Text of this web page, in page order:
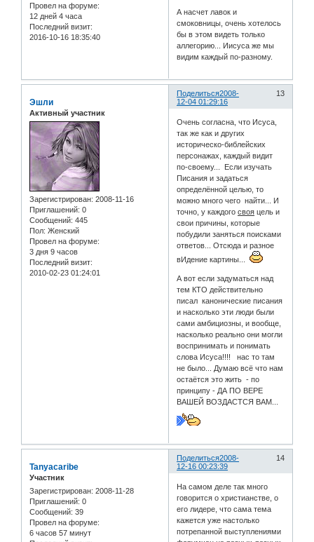
Провел на форуме:
12 дней 4 часа
Последний визит:
2016-10-16 18:35:40
А насчет лавок и
смоковницы, очень хотелось
бы в этом видеть только
аллегорию... Иисуса же мы
видим каждый по-разному.
Поделиться 13
2008-
12-04 01:29:16
Эшли
Активный участник
Зарегистрирован: 2008-11-16
Приглашений: 0
Сообщений: 445
Пол: Женский
Провел на форуме:
3 дня 9 часов
Последний визит:
2010-02-23 01:24:01
Очень согласна, что Исуса,
так же как и других
историческо-библейских
персонажах, каждый видит
по-своему... Если изучать
Писания и задаться
определённой целью, то
можно много чего найти... И
точно, у каждогосвоя цель и
свои причины, которые
побудили заняться поисками
ответов... Отсюда и разное
вИдение картины...
А вот если задуматься над
тем КТО действительно
писал канонические писания
и насколько эти люди были
сами амбициозны, и вообще,
насколько реально они могли
воспринимать и понимать
слова Исуса!!!! нас то там
не было... Думаю всё что нам
остаётся это жить - по
принципу - ДА ПО ВЕРЕ
ВАШЕЙ ВОЗДАСТСЯ ВАМ...
Поделиться 14
2008-
12-16 00:23:39
Tanyacaribe
Участник
Зарегистрирован: 2008-11-28
Приглашений: 0
Сообщений: 39
Провел на форуме:
6 часов 57 минут
На самом деле так много
говорится о христианстве, о
его лидере, что сама тема
кажется уже настолько
потрепанной выступлениями